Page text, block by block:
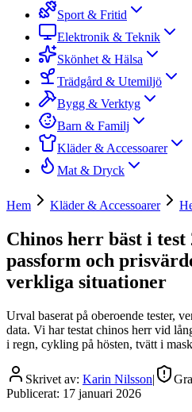
Sport & Fritid
Elektronik & Teknik
Skönhet & Hälsa
Trädgård & Utemiljö
Bygg & Verktyg
Barn & Familj
Kläder & Accessoarer
Mat & Dryck
Hem Kläder & Accessoarer
Chinos herr bäst i
passform och
verkliga situationer
Urval baserat på oberoende tester,
data. Vi har testat chinos herr vid
i regn, cykling på hösten, tvätt i
Skrivet av: Karin Nilsson|
Publicerat: 17 januari 2026